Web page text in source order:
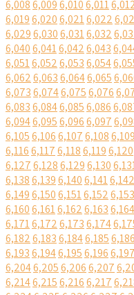
6,0086,0096,0106,011
6,0196,0206,0216,022
6,0296,0306,0316,032
6,0406,0416,0426,043
6,0516,0526,0536,054
6,0626,0636,0646,065
6,0736,0746,0756,076
6,0836,0846,0856,086
6,0946,0956,0966,097
6,1056,1066,1076,1086,109
6,1166,1176,1186,1196,120
6,1276,1286,1296,130
6,1386,1396,1406,1416,142
6,1496,1506,1516,1526,153
6,1606,1616,1626,1636,164
6,1716,1726,1736,174
6,1826,1836,1846,1856,186
6,1936,1946,1956,1966,197
6,2046,2056,2066,207
6,2146,2156,2166,217